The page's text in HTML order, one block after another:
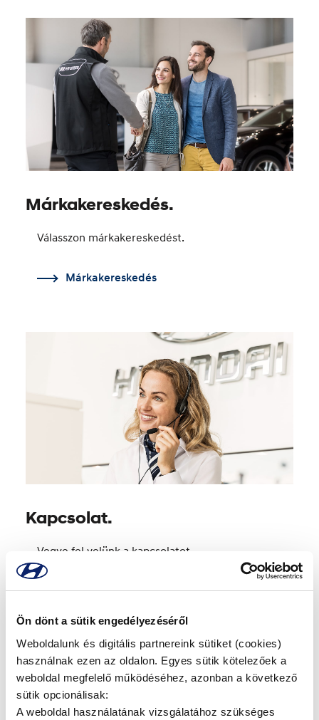
Ön dönt a sütik engedélyezéséről
Weboldalunk és digitális partnereink sütiket (cookies)
használnak ezen az oldalon. Egyes sütik kötelezőek a
weboldal megfelelő működéséhez, azonban a következő
sütik opcionálisak:
A weboldal használatának vizsgálatához szükséges
Márkakereskedés.
Válasszon márkakereskedést.
Márkakereskedés
Kapcsolat.
Vegye fel velünk a kapcsolatot.
Kapcsolat